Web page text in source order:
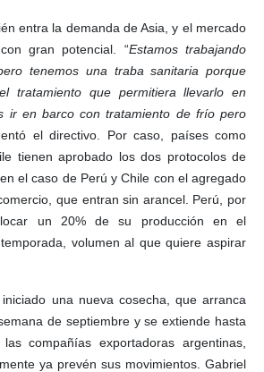
entra la demanda de Asia, y el mercado
gran potencial. “Estamos trabajando
tenemos una traba sanitaria porque
tratamiento que permitiera llevarlo en
ir en barco con tratamiento de frío pero
el directivo. Por caso, países como
tienen aprobado los dos protocolos de
el caso de Perú y Chile con el agregado
que entran sin arancel. Perú, por
un 20% de su producción en el
volumen al que quiere aspirar
una nueva cosecha, que arranca
de septiembre y se extiende hasta
compañías exportadoras argentinas,
ya prevén sus movimientos. Gabriel